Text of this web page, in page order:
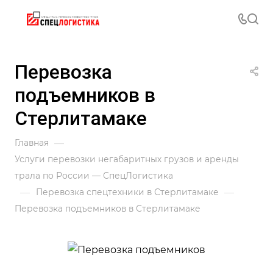
Перевозка
подъемников в
Стерлитамаке
Главная —
Услуги перевозки негабаритных грузов и аренды
трала по России — СпецЛогистика
— Перевозка спецтехники в Стерлитамаке —
Перевозка подъемников в Стерлитамаке